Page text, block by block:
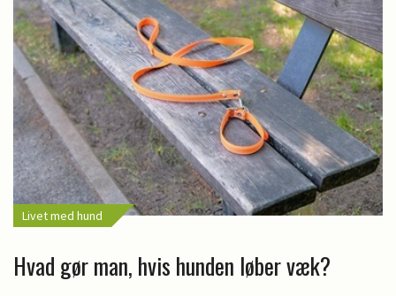
Livet med hund
Hvad gør man, hvis hunden løber væk?